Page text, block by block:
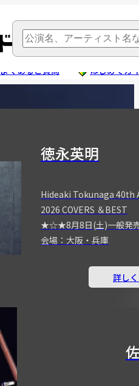
よくあるご質問 はじめてガ
徳永英明
Hideaki Tokunaga 40th
2026 COVERS ＆BEST
★☆★8月8日(土)一般
会場：大阪・兵庫
詳し